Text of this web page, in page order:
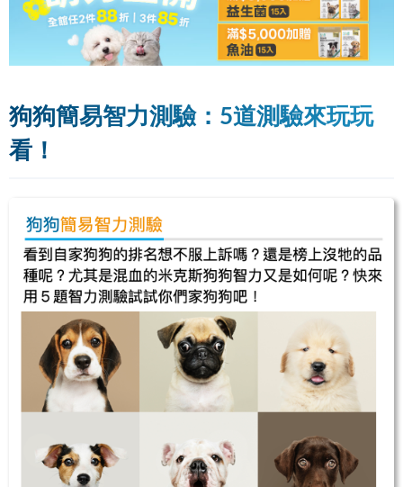
狗狗簡易智力測驗：5道測驗來玩玩
看！